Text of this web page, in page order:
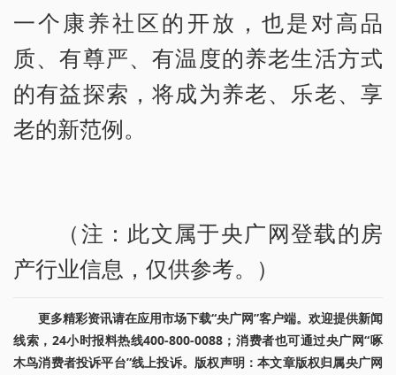
一个康养社区的开放，也是对高品
质、有尊严、有温度的养老生活方式
的有益探索，将成为养老、乐老、享
老的新范例。
（注：此文属于央广网登载的房
产行业信息，仅供参考。）
更多精彩资讯请在应用市场下载“央广网”客户端。欢迎提供新闻
线索，24小时报料热线400-800-0088；消费者也可通过央广网“啄
木鸟消费者投诉平台”线上投诉。版权声明：本文章版权归属央广网